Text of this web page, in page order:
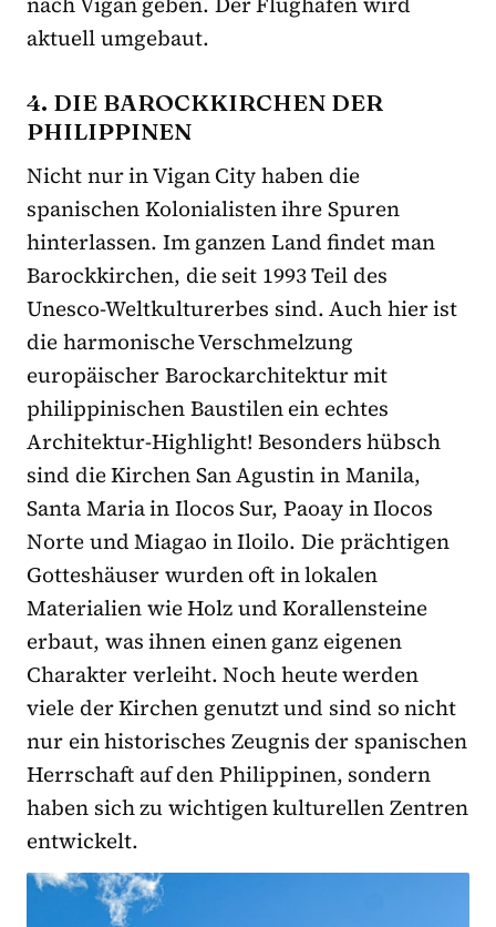
aktuell umgebaut.
4. DIE BAROCKKIRCHEN DER
PHILIPPINEN
Nicht nur in Vigan City haben die
spanischen Kolonialisten ihre Spuren
hinterlassen. Im ganzen Land findet man
Barockkirchen, die seit 1993 Teil des
Unesco-Weltkulturerbes sind. Auch hier ist
die harmonische Verschmelzung
europäischer Barockarchitektur mit
philippinischen Baustilen ein echtes
Architektur-Highlight! Besonders hübsch
sind die Kirchen San Agustin in Manila,
Santa Maria in Ilocos Sur, Paoay in Ilocos
Norte und Miagao in Iloilo. Die prächtigen
Gotteshäuser wurden oft in lokalen
Materialien wie Holz und Korallensteine
erbaut, was ihnen einen ganz eigenen
Charakter verleiht. Noch heute werden
viele der Kirchen genutzt und sind so nicht
nur ein historisches Zeugnis der spanischen
Herrschaft auf den Philippinen, sondern
haben sich zu wichtigen kulturellen Zentren
entwickelt.